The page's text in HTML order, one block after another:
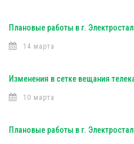
Плановые работы в г.
14 марта
Изменения в сетке вещания
10 марта
Плановые работы в г.